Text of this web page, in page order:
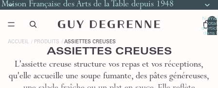
Maison Française des Arts de la Table depuis 1948
total
dans
ACCUEIL PRODUITS ASSIETTES CREUSES
ASSIETTES CREUSES
L'assiette creuse structure vos repas et vos réceptions,
qu'elle accueille une soupe fumante, des pâtes généreuses,